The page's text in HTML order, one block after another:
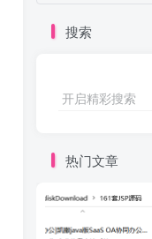
搜索
开启精彩搜索
热门文章